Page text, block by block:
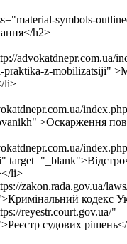
symbols-
h2>
advokatdnepr.com.ua/
praktika-z-mobilizatsiji"
li>
>Оскарження
li>
zakon.rada.gov.ua/
кодекс
reyestr.court.gov.ua/"
судових